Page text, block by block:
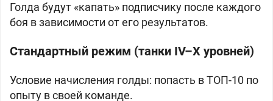
Голда будут «капать» подписчику после каждого
боя в зависимости от его результатов.
Стандартный режим (танки IV–X уровней)
Условие начисления голды: попасть в ТОП-10 по
опыту в своей команде.